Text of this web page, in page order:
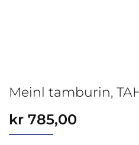
Meinl tamburin,
kr 785,00